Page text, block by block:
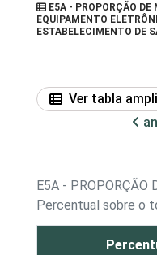
E5A - PROPORÇÃO
EQUIPAMENTO
ESTABELECIMENTO DE
Ver tabla
E5A - PROPORÇÃO
Percentual sobre o